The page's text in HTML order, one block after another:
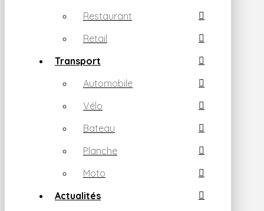
Restaurant
Retail
Transport
Automobile
Vélo
Bateau
Planche
Moto
Actualités